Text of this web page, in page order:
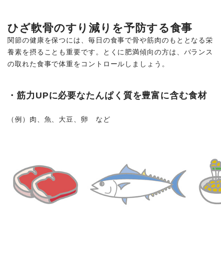
ひざ軟骨のすり減りを予防する食事
関節の健康を保つには、毎日の食事で骨や筋肉のもととなる栄
養素を摂ることも重要です。とくに肥満傾向の方は、バランス
の取れた食事で体重をコントロールしましょう。
・筋力UPに必要なたんぱく質を豊富に含む食材
（例）肉、魚、大豆、卵 など